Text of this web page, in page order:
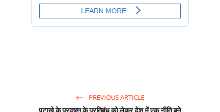
PREVIOUS ARTICLE
पटाखे के प्रदूषण के प्रतिबंध को लेकर देश में एक नीति बने